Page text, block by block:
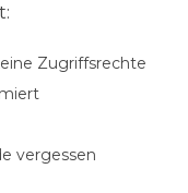
Zugriffsrechte
vergessen